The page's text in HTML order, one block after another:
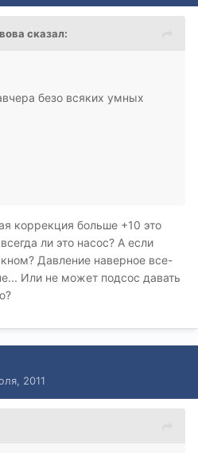
сказал:
безо всяких умных
коррекция больше +10 это
ли это насос? А если
Давление наверное все-
Или не может подсос давать
2011